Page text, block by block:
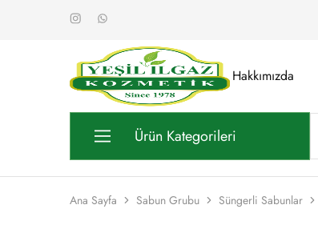
Yeşil
Ilgaz
Kozmetik
Yarım
Asırlık
Hakkımızda
Ürün Kategorileri
Ana Sayfa Sabun Grubu Süngerli Sabunlar